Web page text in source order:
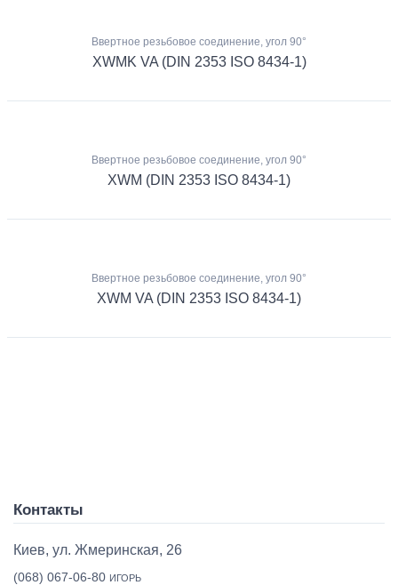
Ввертное резьбовое соединение, угол 90°
XWMK VA (DIN 2353 ISO 8434-1)
Ввертное резьбовое соединение, угол 90°
XWM (DIN 2353 ISO 8434-1)
Ввертное резьбовое соединение, угол 90°
XWM VA (DIN 2353 ISO 8434-1)
Контакты
Киев, ул. Жмеринская, 26
(068) 067-06-80 ИГОРЬ